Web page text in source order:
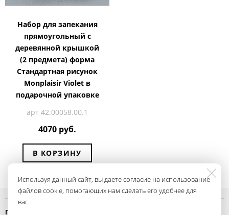
Набор для запекания
прямоугольный с
деревянной крышкой
(2 предмета) форма
Стандартная рисунок
Monplaisir Violet в
подарочной упаковке
арт 42.00058.00.1
4070 руб.
В КОРЗИНУ
Используя данный сайт, вы даете согласие на использование
файлов cookie, помогающих нам сделать его удобнее для
вас.
Политика конфиденциальности